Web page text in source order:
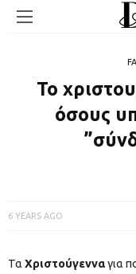
Το
όσους
6 YEARS AGO
Τα Χριστούγενναγια